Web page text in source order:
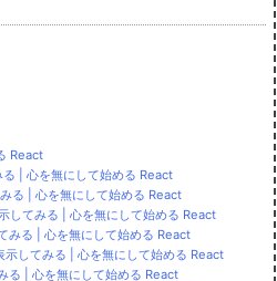
React
| 心を無にして始める React
る | 心を無にして始める React
てみる | 心を無にして始める React
る | 心を無にして始める React
してみる | 心を無にして始める React
る | 心を無にして始める React